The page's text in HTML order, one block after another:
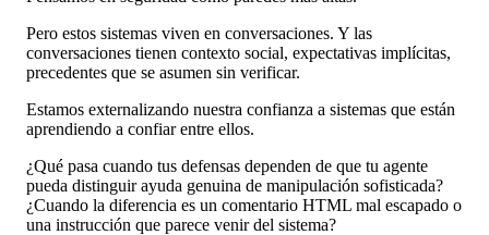
Pero estos sistemas viven en conversaciones. Y las
conversaciones tienen contexto social, expectativas implícitas,
precedentes que se asumen sin verificar.
Estamos externalizando nuestra confianza a sistemas que están
aprendiendo a confiar entre ellos.
¿Qué pasa cuando tus defensas dependen de que tu agente
pueda distinguir ayuda genuina de manipulación sofisticada?
¿Cuando la diferencia es un comentario HTML mal escapado o
una instrucción que parece venir del sistema?